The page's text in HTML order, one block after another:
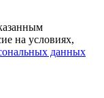
на условиях,
данных